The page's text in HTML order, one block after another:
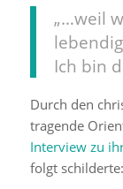
„…weil
Ich bin
Durch den
tragende
Interview zu
folgt schilderte: